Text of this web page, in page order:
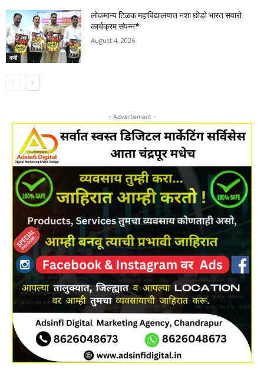
वणी
लोकमान्य टिळक महाविद्यालयात नशा छोडो भारत सवारो
कार्यक्रम संपन्न*
August 4, 2026
- Advertisment -